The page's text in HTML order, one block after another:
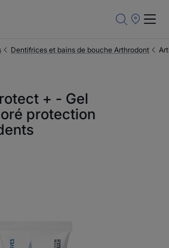
Points
Dentifrices et bains de bouche Arthrodont
+ - Gel
protection